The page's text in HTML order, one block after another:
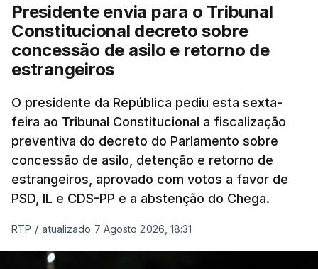
Presidente envia para o Tribunal
Constitucional decreto sobre
concessão de asilo e retorno de
estrangeiros
O presidente da República pediu esta sexta-
feira ao Tribunal Constitucional a fiscalização
preventiva do decreto do Parlamento sobre
concessão de asilo, detenção e retorno de
estrangeiros, aprovado com votos a favor de
PSD, IL e CDS-PP e a abstenção do Chega.
RTP / atualizado 7 Agosto 2026, 18:31